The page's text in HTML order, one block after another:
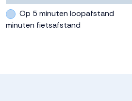
Op 5 minuten loopafstand
minuten fietsafstand